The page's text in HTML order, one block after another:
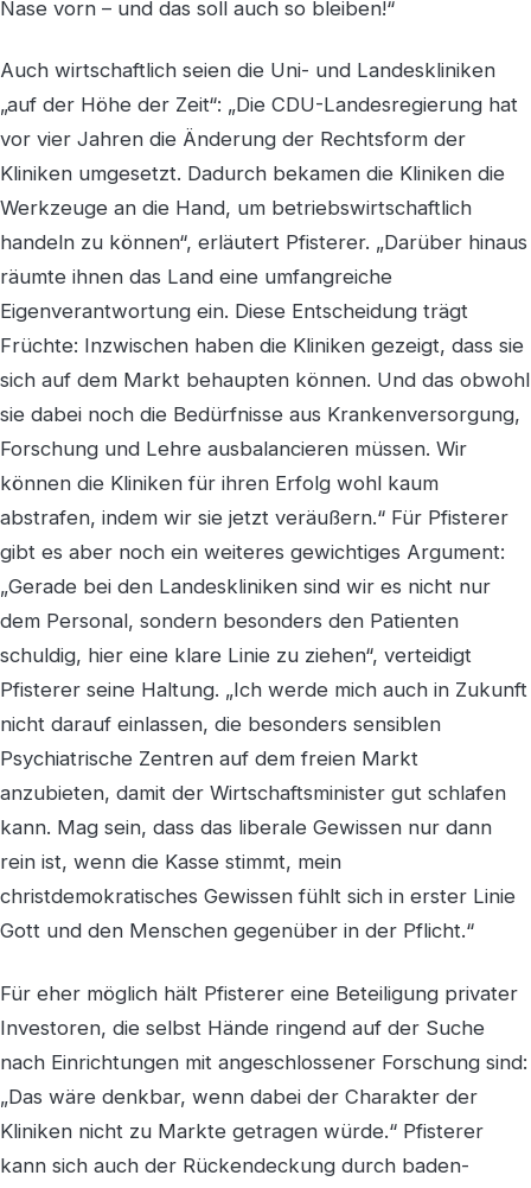
Nase vorn – und das soll auch so bleiben!“
Auch wirtschaftlich seien die Uni- und Landeskliniken
„auf der Höhe der Zeit“: „Die CDU-Landesregierung hat
vor vier Jahren die Änderung der Rechtsform der
Kliniken umgesetzt. Dadurch bekamen die Kliniken die
Werkzeuge an die Hand, um betriebswirtschaftlich
handeln zu können“, erläutert Pfisterer. „Darüber hinaus
räumte ihnen das Land eine umfangreiche
Eigenverantwortung ein. Diese Entscheidung trägt
Früchte: Inzwischen haben die Kliniken gezeigt, dass sie
sich auf dem Markt behaupten können. Und das obwohl
sie dabei noch die Bedürfnisse aus Krankenversorgung,
Forschung und Lehre ausbalancieren müssen. Wir
können die Kliniken für ihren Erfolg wohl kaum
abstrafen, indem wir sie jetzt veräußern.“ Für Pfisterer
gibt es aber noch ein weiteres gewichtiges Argument:
„Gerade bei den Landeskliniken sind wir es nicht nur
dem Personal, sondern besonders den Patienten
schuldig, hier eine klare Linie zu ziehen“, verteidigt
Pfisterer seine Haltung. „Ich werde mich auch in Zukunft
nicht darauf einlassen, die besonders sensiblen
Psychiatrische Zentren auf dem freien Markt
anzubieten, damit der Wirtschaftsminister gut schlafen
kann. Mag sein, dass das liberale Gewissen nur dann
rein ist, wenn die Kasse stimmt, mein
christdemokratisches Gewissen fühlt sich in erster Linie
Gott und den Menschen gegenüber in der Pflicht.“
Für eher möglich hält Pfisterer eine Beteiligung privater
Investoren, die selbst Hände ringend auf der Suche
nach Einrichtungen mit angeschlossener Forschung sind:
„Das wäre denkbar, wenn dabei der Charakter der
Kliniken nicht zu Markte getragen würde.“ Pfisterer
kann sich auch der Rückendeckung durch baden-